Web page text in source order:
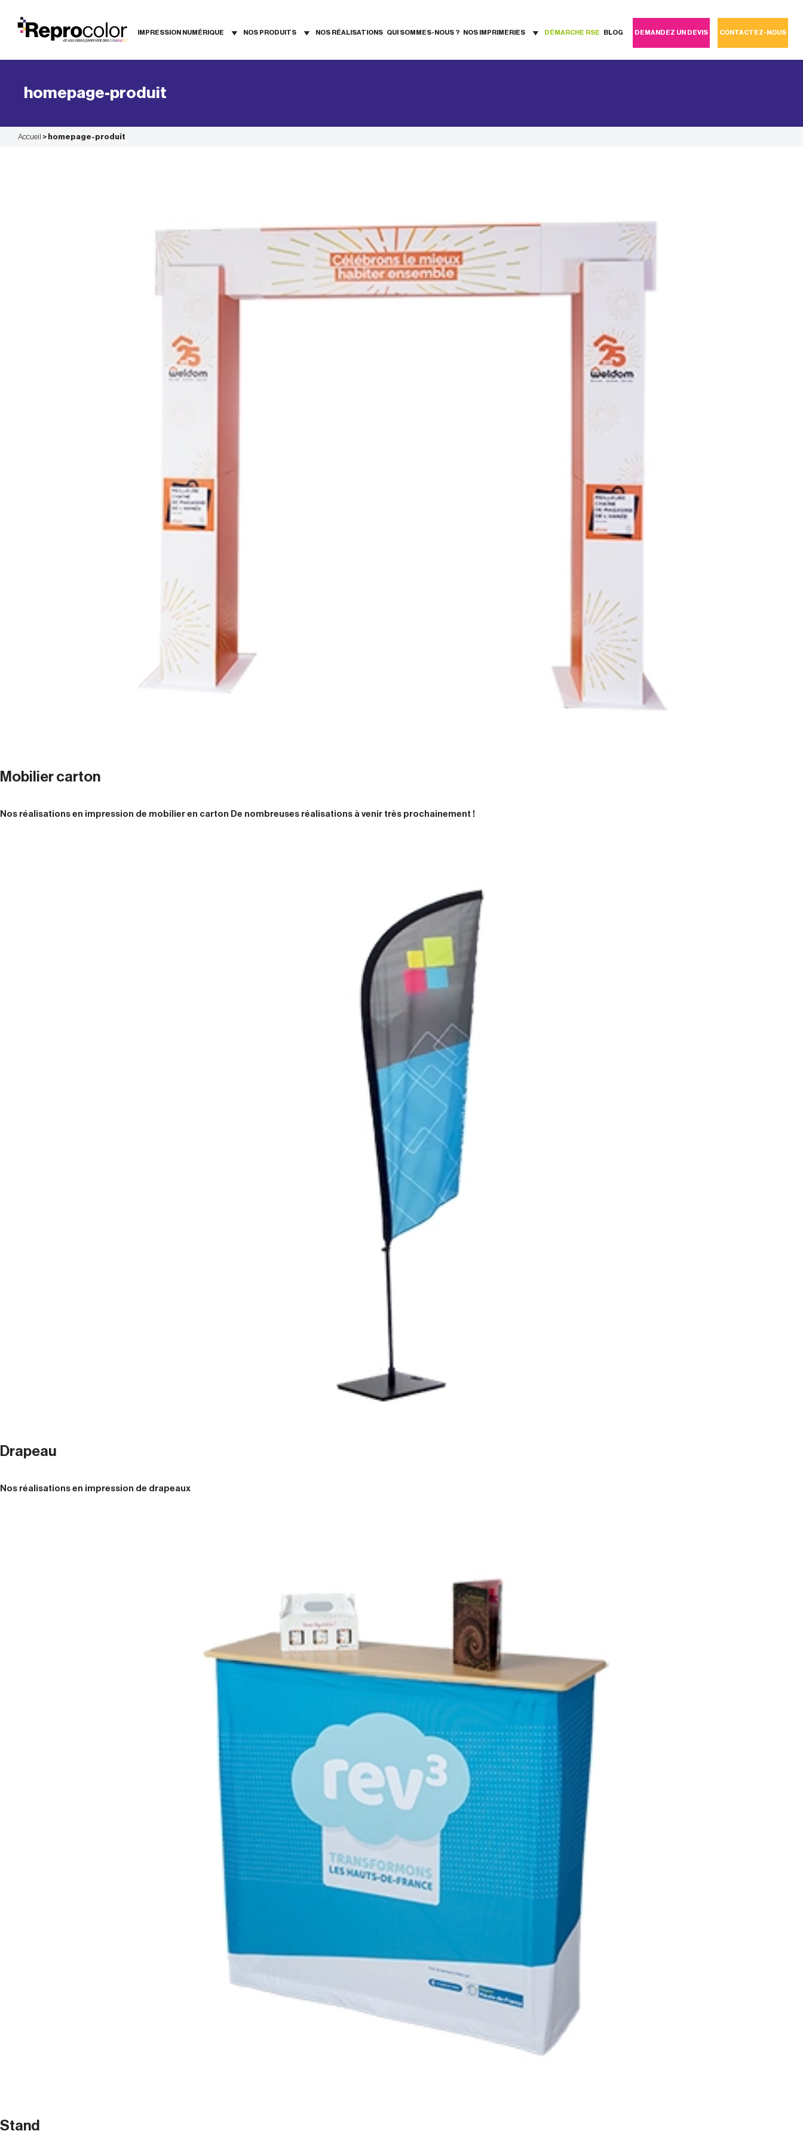
contenu
IMPRESSION NUMÉRIQUE NOS PRODUITS NOS RÉALISATIONS QUI SOMMES-NOUS ? NOS IMPRIMERIES DÉMARCHE RSE BLOG DEMANDEZ UN DEVIS CONTACTEZ-NOUS
homepage-produit
Accueil > homepage-produit
Mobilier carton
Nos réalisations en impression de mobilier en carton De nombreuses réalisations à venir très prochainement !
Drapeau
Nos réalisations en impression de drapeaux
Stand